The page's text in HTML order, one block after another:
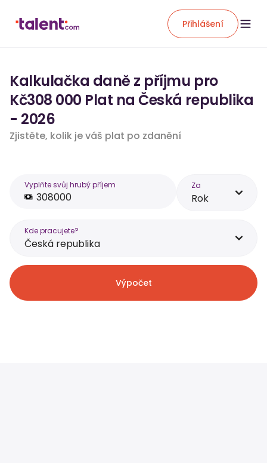
Přihlášení
Kalkulačka daně z příjmu pro
Kč308 000 Plat na Česká republika
- 2026
Zjistěte, kolik je váš plat po zdanění
Vyplňte svůj hrubý příjem Za
Rok
Kde pracujete?
Česká republika
Výpočet